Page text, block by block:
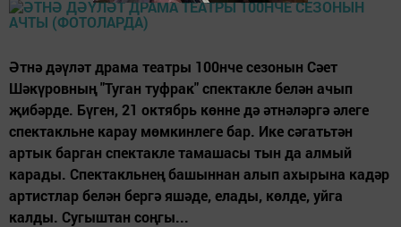
Әтнә дәүләт драма театры 100нче сезонын Сәет
Шәкүровның "Туган туфрак" спектакле белән ачып
җибәрде. Бүген, 21 октябрь көнне дә әтнәләргә әлеге
спектакльне карау мөмкинлеге бар. Ике сәгатьтән
артык барган спектакле тамашасы тын да алмый
карады. Спектакльнең башыннан алып ахырына кадәр
артистлар белән бергә яшәде, елады, көлде, уйга
калды. Сугыштан соңгы...